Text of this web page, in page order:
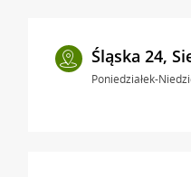
Śląska 24,
Poniedziałek-